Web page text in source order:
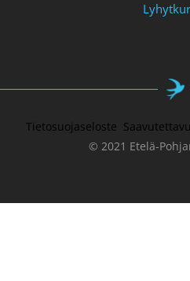
Tietosuojaseloste
© 2021 Etelä-